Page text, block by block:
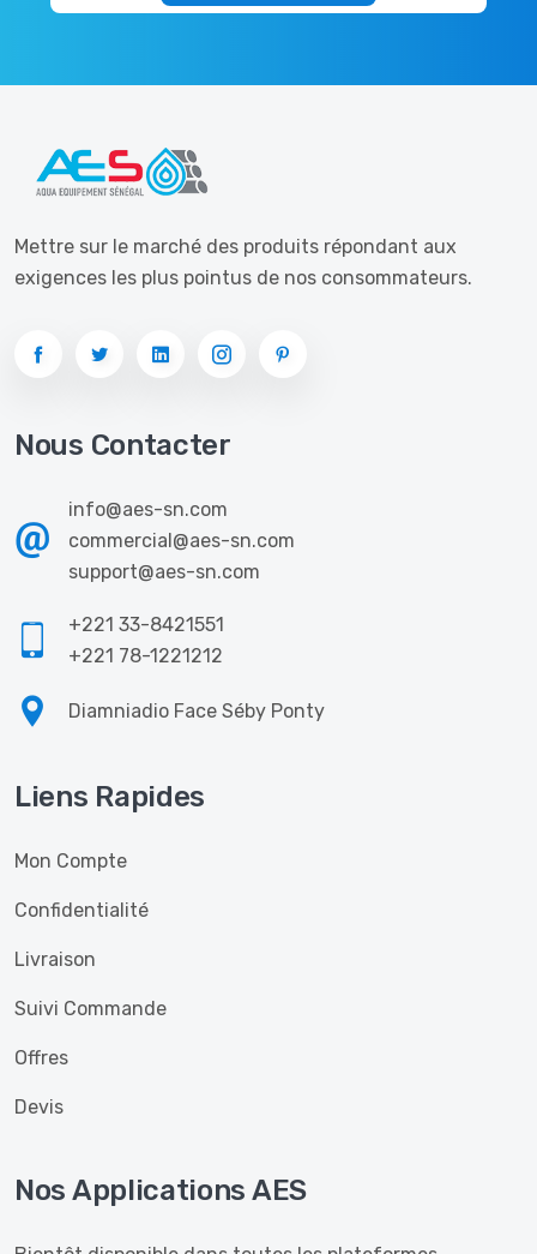
Mettre sur le marché des produits répondant aux
exigences les plus pointus de nos consommateurs.
Nous Contacter
info@aes-sn.com
commercial@aes-sn.com
support@aes-sn.com
+221 33-8421551
+221 78-1221212
Diamniadio Face Séby Ponty
Liens Rapides
Mon Compte
Confidentialité
Livraison
Suivi Commande
Offres
Devis
Nos Applications AES